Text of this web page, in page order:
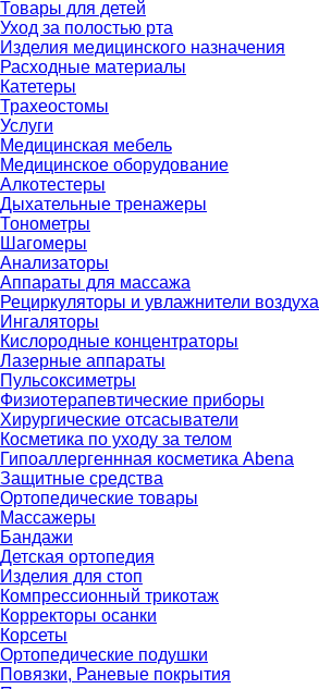
Товары для детей
Уход за полостью рта
Изделия медицинского назначения
Расходные материалы
Катетеры
Трахеостомы
Услуги
Медицинская мебель
Медицинское оборудование
Алкотестеры
Дыхательные тренажеры
Тонометры
Шагомеры
Анализаторы
Аппараты для массажа
Рециркуляторы и увлажнители воздуха
Ингаляторы
Кислородные концентраторы
Лазерные аппараты
Пульсоксиметры
Физиотерапевтические приборы
Хирургические отсасыватели
Косметика по уходу за телом
Гипоаллергеннная косметика Abena
Защитные средства
Ортопедические товары
Массажеры
Бандажи
Детская ортопедия
Изделия для стоп
Компрессионный трикотаж
Корректоры осанки
Корсеты
Ортопедические подушки
Повязки, Раневые покрытия